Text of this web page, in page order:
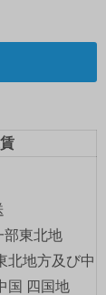
部東北地
北地方及び中
国 四国地